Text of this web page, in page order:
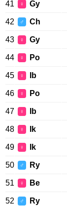
41 ♀ Gy
42 ♂ Ch
43 ♀ Gy
44 ♀ Po
45 ♀ Ib
46 ♀ Po
47 ♀ Ib
48 ♀ Ik
49 ♀ Ik
50 ♂ Ry
51 ♀ Be
52 ♂ Ry